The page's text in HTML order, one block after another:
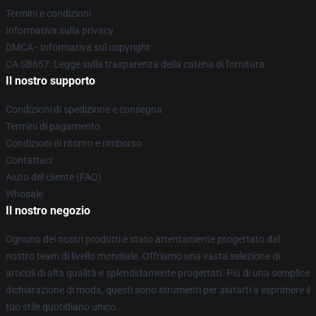
Termini e condizioni
Informativa sulla privacy
DMCA - Informativa sul copyright
CA SB657: Legge sulla trasparenza della catena di fornitura
Il nostro supporto
Condizioni di spedizione e consegna
Termini di pagamento
Condizioni di ritorno e rimborso
Contattaci
Aiuto del cliente (FAQ)
Whosale
Il nostro negozio
Ognuno dei nostri prodotti è stato attentamente progettato dal
nostro team di livello mondiale. Offriamo una vasta selezione di
articoli di alta qualità e splendidamente progettati. Più di una semplice
dichiarazione di moda, questi sono strumenti per aiutarti a esprimere il
tuo stile quotidiano unico.